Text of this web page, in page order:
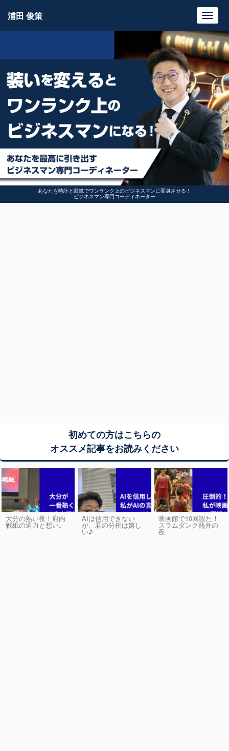
あなたを時計と眼鏡でワンランク上のビジネスマンに変身させる！
ビジネスマン専門コーディネーター
浦田 俊策
初めての方はこちらの
オススメ記事をお読みください
大分の熱い夜！府内
戦紙の迫力と想い。
AIは信用できない
が、君の分析は嬉し
い♪
映画館で10回観た！
スラムダンク熱弁の
夜